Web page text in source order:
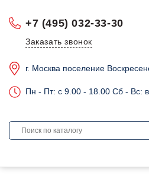
+7 (495) 032-33-30
Заказать звонок
г. Москва поселение
Пн - Пт: c 9.00 - 18.00 Сб - Вс: